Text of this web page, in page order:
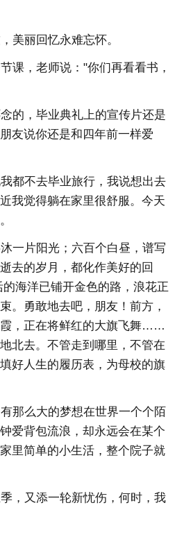
美丽回忆永难忘怀。
课，老师说："你们再看看书，
的，毕业典礼上的宣传片还是
友说你还是和四年前一样爱
都不去毕业旅行，我说想出去
我觉得躺在家里很舒服。今天
一片阳光；六百个白昼，谱写
去的岁月，都化作美好的回
海洋已铺开金色的路，浪花正
。勇敢地去吧，朋友！前方，
，正在将鲜红的大旗飞舞……
北去。不管走到哪里，不管在
好人生的履历表，为母校的旗
那么大的梦想在世界一个个陌
爱背包流浪，却永远会在某个
里简单的小生活，整个院子就
，又添一轮新忧伤，何时，我